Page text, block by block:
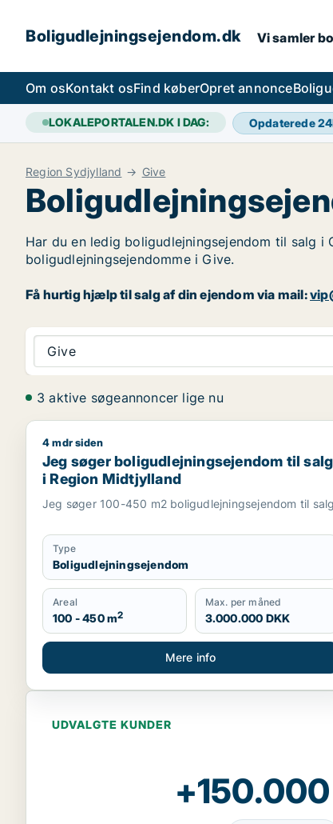
Boligudlejningsejendom.dk Vi samler
Om osKontakt osFind køberOpret annonce
LOKALEPORTALEN.DK I DAG: Opdaterede
Region Sydjylland Give
Har du en ledig boligudlejningsejendom til salg
boligudlejningsejendomme i Give.
Få hurtig hjælp til salg af din ejendom via mail:
Give
3 aktive søgeannoncer lige nu
Jeg søger boligudlejningsejendom til salg i
4 mdr siden
Jeg søger boligudlejningsejendom til salg
i Region Midtjylland
Jeg søger 100-450 m2 boligudlejningsejendom til salg
Type
Boligudlejningsejendom
Areal
100 - 450 m2
Max. per måned
3.000.000 DKK
Mere info
UDVALGTE KUNDER